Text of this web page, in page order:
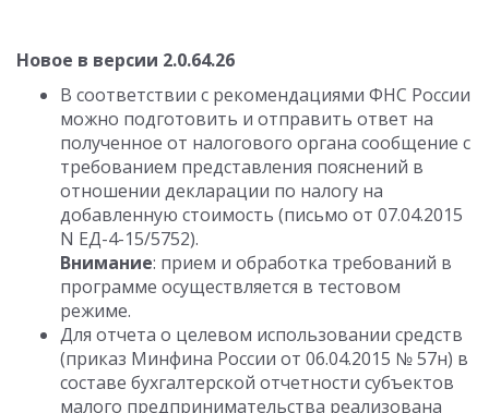
Новое в версии 2.0.64.26
В соответствии с рекомендациями ФНС России
можно подготовить и отправить ответ на
полученное от налогового органа сообщение с
требованием представления пояснений в
отношении декларации по налогу на
добавленную стоимость (письмо от 07.04.2015
N ЕД-4-15/5752).
Внимание: прием и обработка требований в
программе осуществляется в тестовом
режиме.
Для отчета о целевом использовании средств
(приказ Минфина России от 06.04.2015 № 57н) в
составе бухгалтерской отчетности субъектов
малого предпринимательства реализована